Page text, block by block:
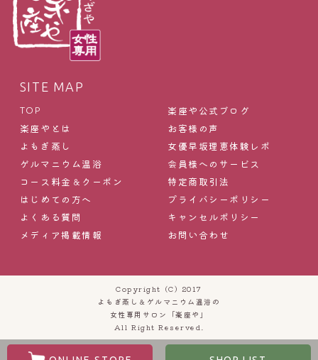
SITE MAP
TOP
楽座やとは
よもぎ蒸し
ゲルマニウム温浴
コース料金＆クーポン
はじめての方へ
よくある質問
メディア掲載情報
楽座や公式ブログ
お客様の声
女優早坂理恵体験レポ
会員様へのサービス
特定商取引法
プライバシーポリシー
キャンセルポリシー
お問い合わせ
Copyright (C) 2017
よもぎ蒸し＆ゲルマニウム温浴の
女性専用サロン「楽座や」
All Right Reserved.